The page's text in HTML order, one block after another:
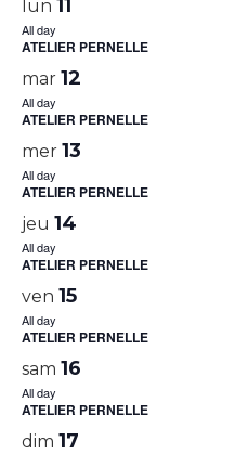
lun 11
All day
ATELIER PERNELLE
mar 12
All day
ATELIER PERNELLE
mer 13
All day
ATELIER PERNELLE
jeu 14
All day
ATELIER PERNELLE
ven 15
All day
ATELIER PERNELLE
sam 16
All day
ATELIER PERNELLE
dim 17